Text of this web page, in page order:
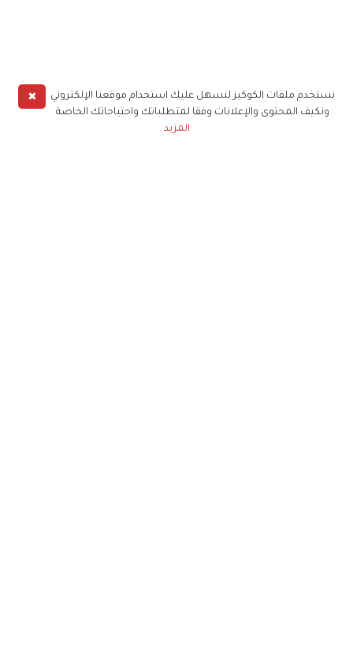
✖
نستخدم ملفات الكوكيز لنسهل عليك استخدام موقعنا الإلكتروني
ونكيف المحتوى والإعلانات وفقا لمتطلباتك واحتياجاتك الخاصة
المزيد